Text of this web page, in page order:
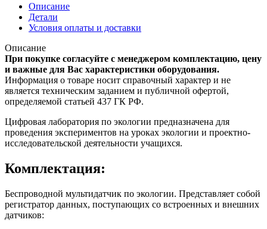
Описание
Детали
Условия оплаты и доставки
Описание
При покупке согласуйте с менеджером комплектацию, цену
и важные для Вас характеристики оборудования.
Информация о товаре носит справочный характер и не
является техническим заданием и публичной офертой,
определяемой статьей 437 ГК РФ.
Цифровая лаборатория по экологии предназначена для
проведения экспериментов на уроках экологии и проектно-
исследовательской деятельности учащихся.
Комплектация:
Беспроводной мультидатчик по экологии. Представляет собой
регистратор данных, поступающих со встроенных и внешних
датчиков: